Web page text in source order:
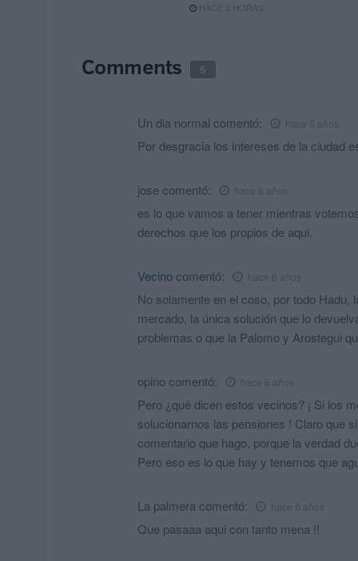
HACE 3 HORAS
Comments 5
Un dia normal comentó: hace 6 años
Por desgracia los intereses de la ciudad
jose comentó: hace 6 años
es lo que vamos a tener mientras
derechos que los propios de aqui.
Vecino comentó: hace 6 años
No solamente en el coso, por todo Hadu,
mercado, la única solución que lo
problemas o que la Palomo y Arostegui
opino comentó: hace 6 años
Pero ¿qué dicen estos vecinos? ¡ Si los
solucionarnos las pensiones ! Claro que
comentario que hago, porque la verdad
Pero eso es lo que hay y tenemos que
La palmera comentó: hace 6 años
Que pasaaa aqui con tanto mena !!